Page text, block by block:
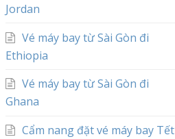
Jordan
Vé máy bay từ Sài Gòn đi
Ethiopia
Vé máy bay từ Sài Gòn đi
Ghana
Cẩm nang đặt vé máy bay Tết